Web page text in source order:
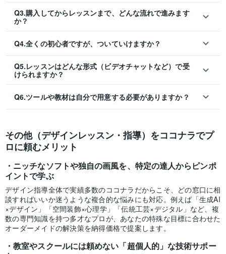
Q3.購入してからレッスンまで、どんな流れで進みます
か？
Q4.全くの初心者ですが、ついていけますか？
Q5.レッスンはどんな形式（ビデオチャットなど）で受
けられますか？
Q6.ツールや教材は自分で用意する必要がありますか？
その他（デザインレッスン・指導）をココナラでプ
ロに頼むメリット
ニッチなソフトや独自の画風を、特定の達人からピンポ
イントで学ぶ
デザイン指導全体で実績多数のココナラだからこそ、どの窓口に相
談すればいいか迷うような複合的な悩みにも対応。例えば「生成AI
×デザイン」「空間装飾×心理学」「伝統工芸×デジタル」など、複
数の専門知識を持つ多才なプロが、あなたの特殊な目標に合わせた
オーダーメイドの解決策を納得価格で提案します。
教室やスクールには頼めない「超個人的」な技術サポー